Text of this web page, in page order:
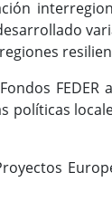
políticas